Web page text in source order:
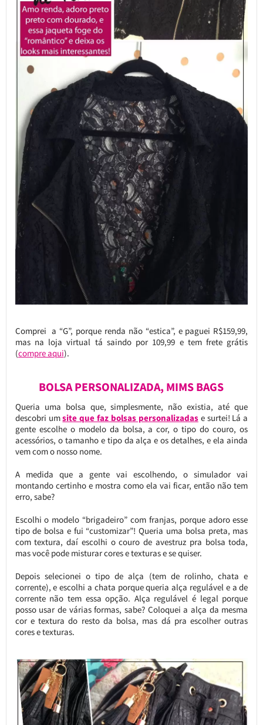
Comprei a “G”, porque renda não “estica”, e paguei R$159,99,
mas na loja virtual tá saindo por 109,99 e tem frete grátis
(compre aqui).
BOLSA PERSONALIZADA, MIMS BAGS
Queria uma bolsa que, simplesmente, não existia, até que
descobri umsite que faz bolsas personalizadase surtei! Lá a
gente escolhe o modelo da bolsa, a cor, o tipo do couro, os
acessórios, o tamanho e tipo da alça e os detalhes, e ela ainda
vem com o nosso nome.
A medida que a gente vai escolhendo, o simulador vai
montando certinho e mostra como ela vai ficar, então não tem
erro, sabe?
Escolhi o modelo “brigadeiro” com franjas, porque adoro esse
tipo de bolsa e fui “customizar”! Queria uma bolsa preta, mas
com textura, daí escolhi o couro de avestruz pra bolsa toda,
mas você pode misturar cores e texturas e se quiser.
Depois selecionei o tipo de alça (tem de rolinho, chata e
corrente), e escolhi a chata porque queria alça regulável e a de
corrente não tem essa opção. Alça regulável é legal porque
posso usar de várias formas, sabe? Coloquei a alça da mesma
cor e textura do resto da bolsa, mas dá pra escolher outras
cores e texturas.